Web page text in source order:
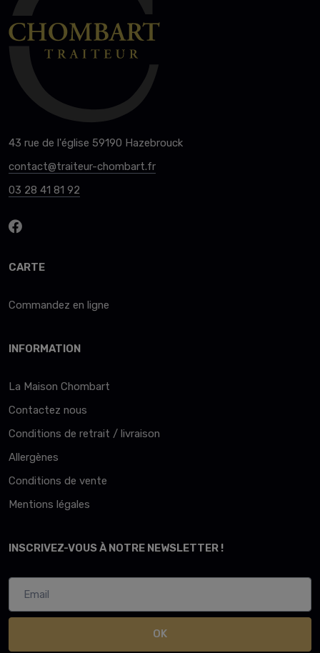
43 rue de l'église 59190 Hazebrouck
contact@traiteur-chombart.fr
03 28 41 81 92
CARTE
Commandez en ligne
INFORMATION
La Maison Chombart
Contactez nous
Conditions de retrait / livraison
Allergènes
Conditions de vente
Mentions légales
INSCRIVEZ-VOUS À NOTRE NEWSLETTER !
OK